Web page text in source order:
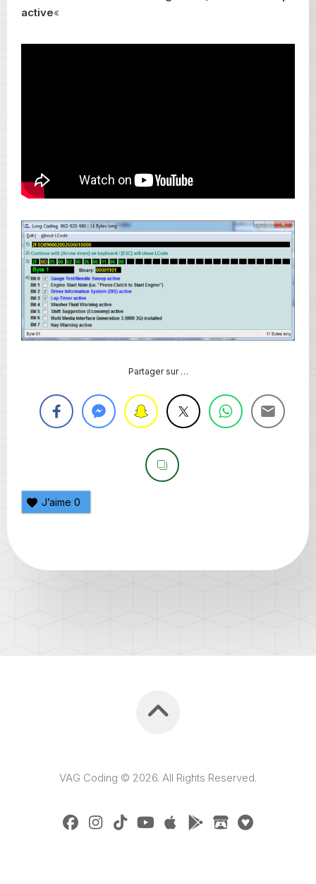
active«
Partager sur …
J’aime 0
VAG Coding © 2026. All Rights Reserved.